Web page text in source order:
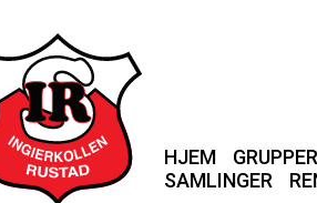
HJEM GRUPPER
SAMLINGER